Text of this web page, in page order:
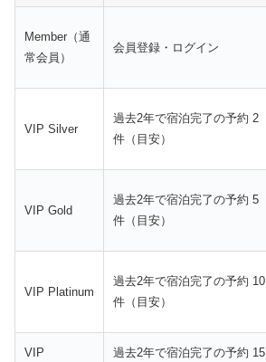
Member（通
常会員）
会員登録・ログイン
VIP Silver
過去2年で宿泊完了の予約 2
件（目安）
VIP Gold
過去2年で宿泊完了の予約 5
件（目安）
VIP Platinum
過去2年で宿泊完了の予約 10
件（目安）
VIP
過去2年で宿泊完了の予約 15